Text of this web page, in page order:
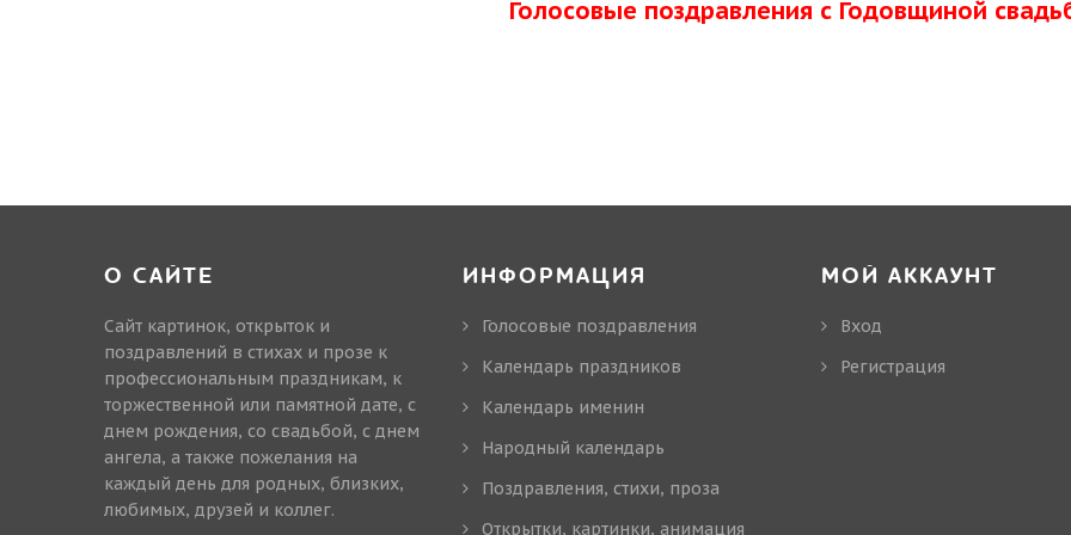
Голосовые поздравления с Годовщиной
О САЙТЕ
Сайт картинок, открыток и
поздравлений в стихах и прозе к
профессиональным праздникам, к
торжественной или памятной дате, с
днем рождения, со свадьбой, с днем
ангела, а также пожелания на
каждый день для родных, близких,
любимых, друзей и коллег.
ИНФОРМАЦИЯ
Голосовые поздравления
Календарь праздников
Календарь именин
Народный календарь
Поздравления, стихи, проза
Открытки, картинки, анимация
МОЙ АККАУНТ
Вход
Регистрация